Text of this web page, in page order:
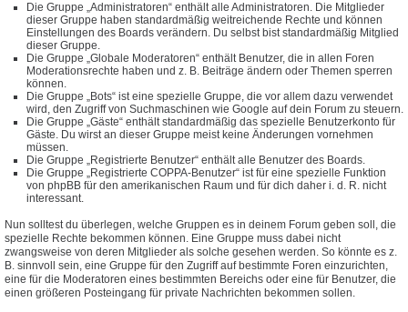
Die Gruppe „Administratoren“ enthält alle Administratoren. Die Mitglieder
dieser Gruppe haben standardmäßig weitreichende Rechte und können
Einstellungen des Boards verändern. Du selbst bist standardmäßig Mitglied
dieser Gruppe.
Die Gruppe „Globale Moderatoren“ enthält Benutzer, die in allen Foren
Moderationsrechte haben und z. B. Beiträge ändern oder Themen sperren
können.
Die Gruppe „Bots“ ist eine spezielle Gruppe, die vor allem dazu verwendet
wird, den Zugriff von Suchmaschinen wie Google auf dein Forum zu steuern.
Die Gruppe „Gäste“ enthält standardmäßig das spezielle Benutzerkonto für
Gäste. Du wirst an dieser Gruppe meist keine Änderungen vornehmen
müssen.
Die Gruppe „Registrierte Benutzer“ enthält alle Benutzer des Boards.
Die Gruppe „Registrierte COPPA-Benutzer“ ist für eine spezielle Funktion
von phpBB für den amerikanischen Raum und für dich daher i. d. R. nicht
interessant.
Nun solltest du überlegen, welche Gruppen es in deinem Forum geben soll, die
spezielle Rechte bekommen können. Eine Gruppe muss dabei nicht
zwangsweise von deren Mitglieder als solche gesehen werden. So könnte es z.
B. sinnvoll sein, eine Gruppe für den Zugriff auf bestimmte Foren einzurichten,
eine für die Moderatoren eines bestimmten Bereichs oder eine für Benutzer, die
einen größeren Posteingang für private Nachrichten bekommen sollen.